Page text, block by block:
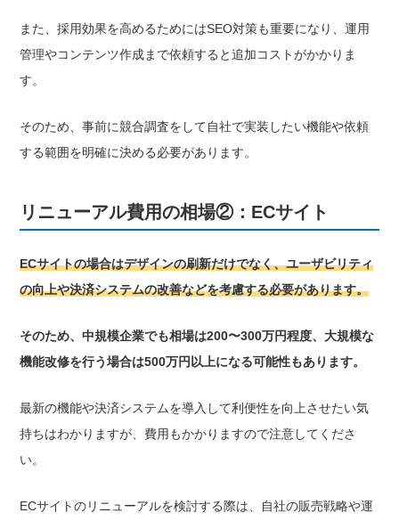
また、採用効果を高めるためにはSEO対策も重要になり、運用
管理やコンテンツ作成まで依頼すると追加コストがかかりま
す。
そのため、事前に競合調査をして自社で実装したい機能や依頼
する範囲を明確に決める必要があります。
リニューアル費用の相場②：ECサイト
ECサイトの場合はデザインの刷新だけでなく、ユーザビリティ
の向上や決済システムの改善などを考慮する必要があります。
そのため、中規模企業でも相場は200〜300万円程度、大規模な
機能改修を行う場合は500万円以上になる可能性もあります。
最新の機能や決済システムを導入して利便性を向上させたい気
持ちはわかりますが、費用もかかりますので注意してくださ
い。
ECサイトのリニューアルを検討する際は、自社の販売戦略や運